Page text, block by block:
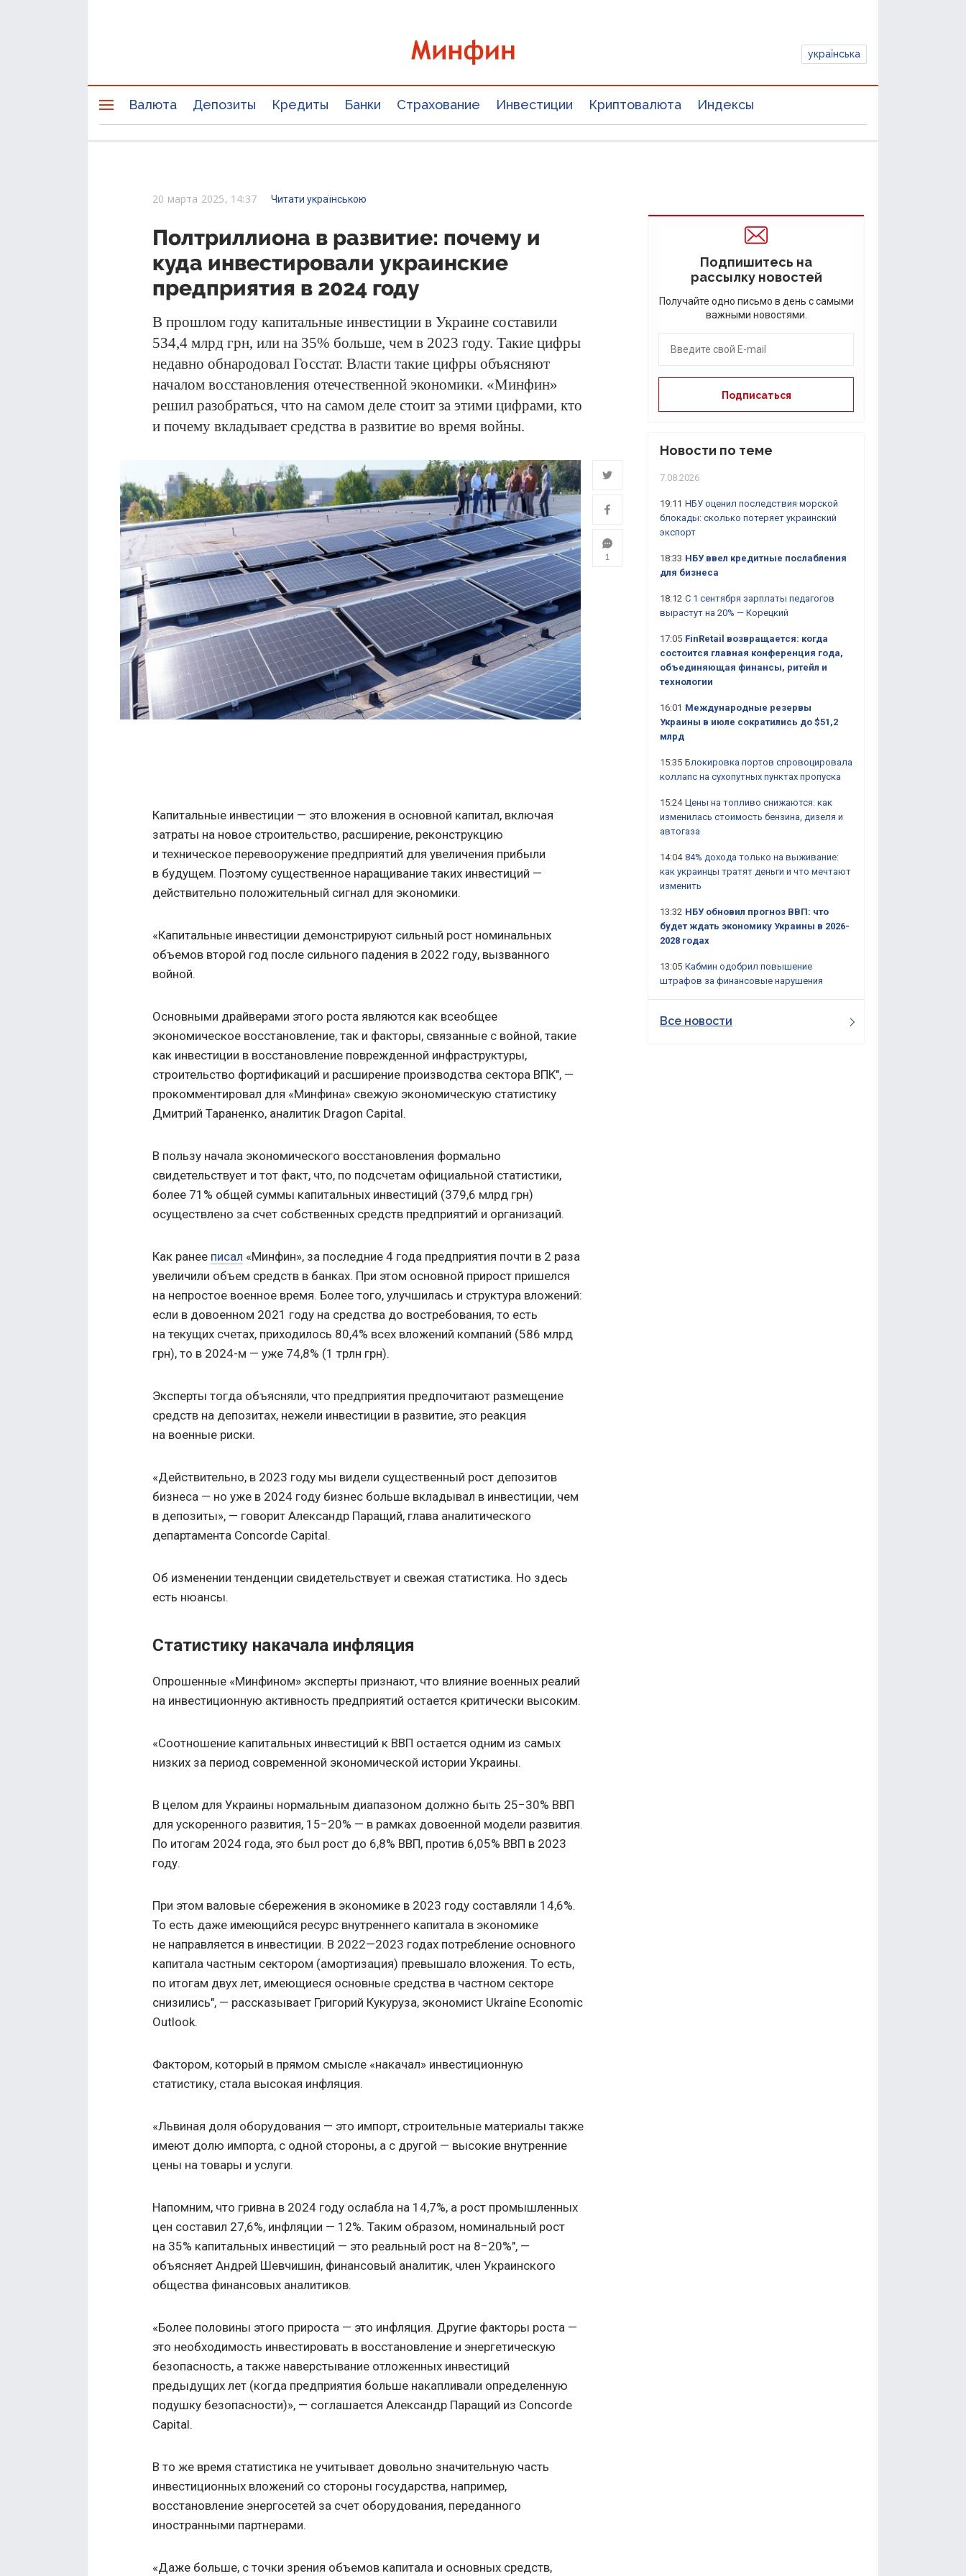
українська
Валюта Депозиты Кредиты Банки Страхование Инвестиции Криптовалюта Индексы
20 марта 2025, 14:37 Читати українською
Полтриллиона в развитие: почему и
куда инвестировали украинские
предприятия в 2024 году
В прошлом году капитальные инвестиции в Украине составили
534,4 млрд грн, или на 35% больше, чем в 2023 году. Такие цифры
недавно обнародовал Госстат. Власти такие цифры объясняют
началом восстановления отечественной экономики. «Минфин»
решил разобраться, что на самом деле стоит за этими цифрами, кто
и почему вкладывает средства в развитие во время войны.
1
Капитальные инвестиции — это вложения в основной капитал, включая
затраты на новое строительство, расширение, реконструкцию
и техническое перевооружение предприятий для увеличения прибыли
в будущем. Поэтому существенное наращивание таких инвестиций —
действительно положительный сигнал для экономики.
«Капитальные инвестиции демонстрируют сильный рост номинальных
объемов второй год после сильного падения в 2022 году, вызванного
войной.
Основными драйверами этого роста являются как всеобщее
экономическое восстановление, так и факторы, связанные с войной, такие
как инвестиции в восстановление поврежденной инфраструктуры,
строительство фортификаций и расширение производства сектора ВПК", —
прокомментировал для «Минфина» свежую экономическую статистику
Дмитрий Тараненко, аналитик Dragon Capital.
В пользу начала экономического восстановления формально
свидетельствует и тот факт, что, по подсчетам официальной статистики,
более 71% общей суммы капитальных инвестиций (379,6 млрд грн)
осуществлено за счет собственных средств предприятий и организаций.
Как ранее писал «Минфин», за последние 4 года предприятия почти в 2 раза
увеличили объем средств в банках. При этом основной прирост пришелся
на непростое военное время. Более того, улучшилась и структура вложений:
если в довоенном 2021 году на средства до востребования, то есть
на текущих счетах, приходилось 80,4% всех вложений компаний (586 млрд
грн), то в 2024-м — уже 74,8% (1 трлн грн).
Эксперты тогда объясняли, что предприятия предпочитают размещение
средств на депозитах, нежели инвестиции в развитие, это реакция
на военные риски.
«Действительно, в 2023 году мы видели существенный рост депозитов
бизнеса — но уже в 2024 году бизнес больше вкладывал в инвестиции, чем
в депозиты», — говорит Александр Паращий, глава аналитического
департамента Concorde Capital.
Об изменении тенденции свидетельствует и свежая статистика. Но здесь
есть нюансы.
Статистику накачала инфляция
Опрошенные «Минфином» эксперты признают, что влияние военных реалий
на инвестиционную активность предприятий остается критически высоким.
«Соотношение капитальных инвестиций к ВВП остается одним из самых
низких за период современной экономической истории Украины.
В целом для Украины нормальным диапазоном должно быть 25−30% ВВП
для ускоренного развития, 15−20% — в рамках довоенной модели развития.
По итогам 2024 года, это был рост до 6,8% ВВП, против 6,05% ВВП в 2023
году.
При этом валовые сбережения в экономике в 2023 году составляли 14,6%.
То есть даже имеющийся ресурс внутреннего капитала в экономике
не направляется в инвестиции. В 2022—2023 годах потребление основного
капитала частным сектором (амортизация) превышало вложения. То есть,
по итогам двух лет, имеющиеся основные средства в частном секторе
снизились", — рассказывает Григорий Кукуруза, экономист Ukraine Economic
Outlook.
Фактором, который в прямом смысле «накачал» инвестиционную
статистику, стала высокая инфляция.
«Львиная доля оборудования — это импорт, строительные материалы также
имеют долю импорта, с одной стороны, а с другой — высокие внутренние
цены на товары и услуги.
Напомним, что гривна в 2024 году ослабла на 14,7%, а рост промышленных
цен составил 27,6%, инфляции — 12%. Таким образом, номинальный рост
на 35% капитальных инвестиций — это реальный рост на 8−20%", —
объясняет Андрей Шевчишин, финансовый аналитик, член Украинского
общества финансовых аналитиков.
«Более половины этого прироста — это инфляция. Другие факторы роста —
это необходимость инвестировать в восстановление и энергетическую
безопасность, а также наверстывание отложенных инвестиций
предыдущих лет (когда предприятия больше накапливали определенную
подушку безопасности)», — соглашается Александр Паращий из Concorde
Capital.
В то же время статистика не учитывает довольно значительную часть
инвестиционных вложений со стороны государства, например,
восстановление энергосетей за счет оборудования, переданного
иностранными партнерами.
«Даже больше, с точки зрения объемов капитала и основных средств,
Подпишитесь на
рассылку новостей
Получайте одно письмо в день с самыми
важными новостями.
Новости по теме
7.08.2026
19:11 НБУ оценил последствия морской
блокады: сколько потеряет украинский
экспорт
18:33 НБУ ввел кредитные послабления
для бизнеса
18:12 С 1 сентября зарплаты педагогов
вырастут на 20% — Корецкий
17:05 FinRetail возвращается: когда
состоится главная конференция года,
объединяющая финансы, ритейл и
технологии
16:01 Международные резервы
Украины в июле сократились до $51,2
млрд
15:35 Блокировка портов спровоцировала
коллапс на сухопутных пунктах пропуска
15:24 Цены на топливо снижаются: как
изменилась стоимость бензина, дизеля и
автогаза
14:04 84% дохода только на выживание:
как украинцы тратят деньги и что мечтают
изменить
13:32 НБУ обновил прогноз ВВП: что
будет ждать экономику Украины в 2026-
2028 годах
13:05 Кабмин одобрил повышение
штрафов за финансовые нарушения
Все новости